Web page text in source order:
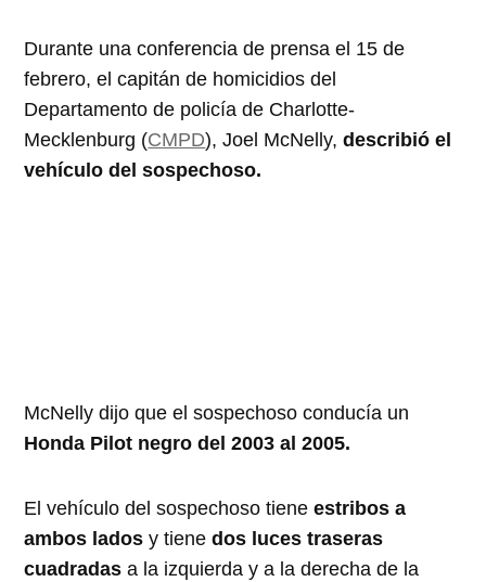
Durante una conferencia de prensa el 15 de
febrero, el capitán de homicidios del
Departamento de policía de Charlotte-
Mecklenburg (CMPD), Joel McNelly,describió el
vehículo del sospechoso.
McNelly dijo que el sospechoso conducía un
Honda Pilot negro del 2003 al 2005.
El vehículo del sospechoso tieneestribos a
ambos lados y tienedos luces traseras
cuadradasa la izquierda y a la derecha de la